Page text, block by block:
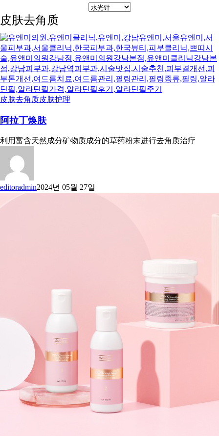
皮肤去角质
皮肤去角质皮肤护理
阿拉丁焕肤
利用富含天然成分矿物质成分的草药粉末进行去角质治疗
editoradmin2024년 05월 27일